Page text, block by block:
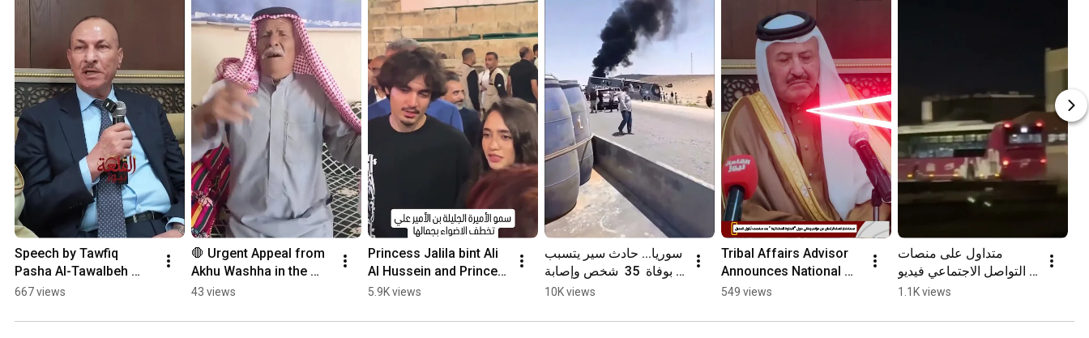
Speech by Tawfiq
Pasha Al-Tawalbeh
during the meeting of
Advisor Al-Balawi...
667 views
🛑 Urgent Appeal from
Akhu Washha in the
Northern Badia to
Hassan
43 views
Princess Jalila bint Ali
Al Hussein and Prince
Abdullah bin Ali Al
Festival...
5.9K views
سوريا... حادث سير يتسبب
بوفاة  35  شخص وإصابة
30 آخرين على طريق دير
10K views
Tribal Affairs Advisor
Announces National
Conference on "Tribal
September
549 views
متداول على منصات
التواصل الاجتماعي فيديو
للباص السريع في محافظة
1.1K views